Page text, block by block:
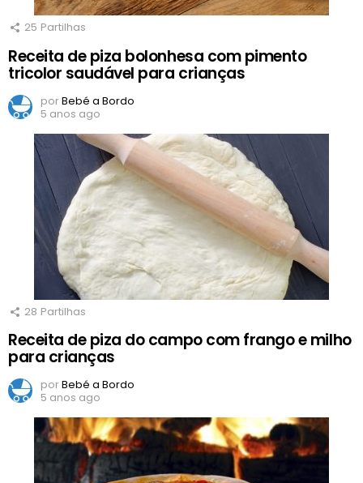
25 Partilhas
Receita de piza bolonhesa com pimento
tricolor saudável para crianças
porBebé a Bordo
5 anos ago
28 Partilhas
Receita de piza do campo com frango e milho
para crianças
porBebé a Bordo
5 anos ago